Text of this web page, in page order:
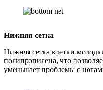
Нижняя сетка
Нижняя сетка клетки-
полипропилена, что
уменьшает проблемы с